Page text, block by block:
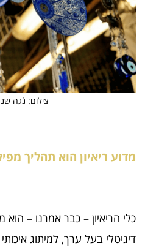
צילום: נֹגה
מדוע ריאיון הוא תהליך
כלי הריאיון – כבר אמרנו – הוא
דיגיטלי בעל ערך, למיתוג